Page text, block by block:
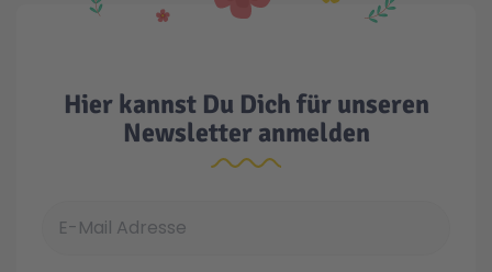
Hier kannst Du Dich für unseren
Newsletter anmelden